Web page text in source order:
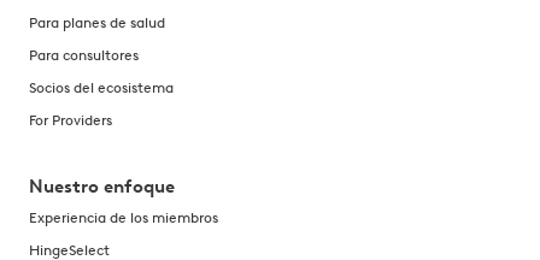
Para planes de salud
Para consultores
Socios del ecosistema
For Providers
Nuestro enfoque
Experiencia de los miembros
HingeSelect